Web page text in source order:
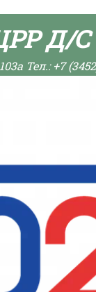
Д/С
Тел.: +7